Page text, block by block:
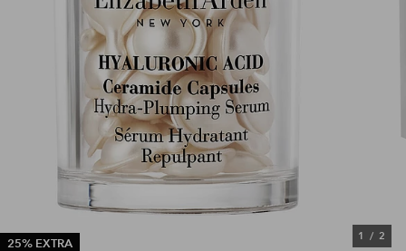
25% EXTRA
1 / 2